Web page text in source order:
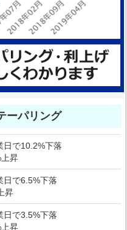
ーパリング
日で10.2%下落
上昇
日で6.5%下落
昇
日で3.5%下落
上昇